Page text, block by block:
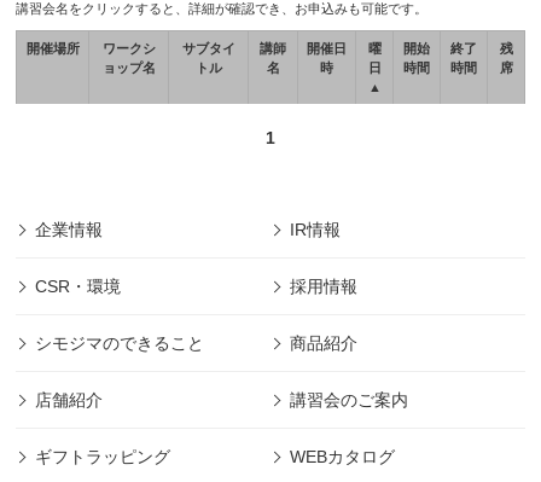
講習会名をクリックすると、詳細が確認でき、お申込みも可能です。
開催場所
ワークシ
ョップ名
サブタイ
トル
講師
名
開催日
時
曜
日
▲
開始
時間
終了
時間
残
席
1
企業情報 IR情報
CSR・環境 採用情報
シモジマのできること 商品紹介
店舗紹介 講習会のご案内
ギフトラッピング WEBカタログ